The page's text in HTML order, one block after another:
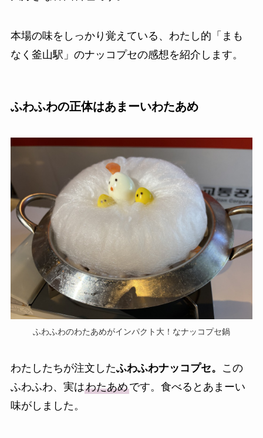
本場の味をしっかり覚えている、わたし的「まも
なく釜山駅」のナッコプセの感想を紹介します。
ふわふわの正体はあまーいわたあめ
ふわふわのわたあめがインパクト大！なナッコプセ鍋
わたしたちが注文したふわふわナッコプセ。
この
ふわふわ、実はわたあめです。食べるとあまーい
味がしました。